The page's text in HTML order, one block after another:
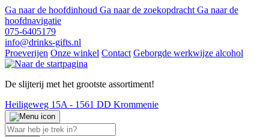
Ga naar de hoofdinhoud Ga naar de zoekopdracht Ga naar de
hoofdnavigatie
075-6405179
info@drinks-gifts.nl
Proeverijen Onze winkel Contact Geborgde werkwijze alcohol
De slijterij met het grootste assortiment!
Heiligeweg 15A - 1561 DD Krommenie